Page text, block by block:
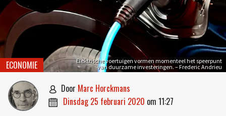
Elektrische voertuigen vormen momenteel het speerpunt
van duurzame investeringen. – Frederic Andrieu
ECONOMIE
 door Marc Horckmans
 dinsdag 25 februari 2020 om 11:27